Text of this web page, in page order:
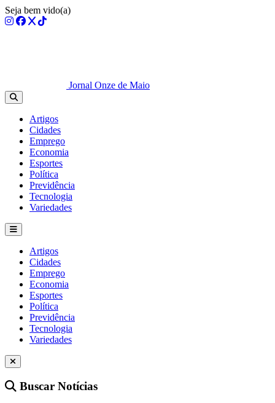
Seja bem vido(a)
Jornal Onze de Maio
Artigos
Cidades
Emprego
Economia
Esportes
Política
Previdência
Tecnologia
Variedades
Artigos
Cidades
Emprego
Economia
Esportes
Política
Previdência
Tecnologia
Variedades
Buscar Notícias